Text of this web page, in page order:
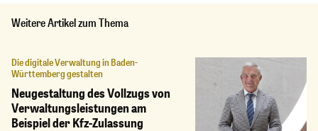
Weitere Artikel zum Thema
Die digitale Verwaltung in Baden-
Württemberg gestalten
Neugestaltung des Vollzugs von
Verwaltungsleistungen am
Beispiel der Kfz-Zulassung